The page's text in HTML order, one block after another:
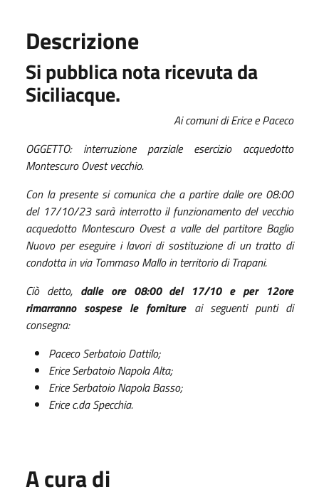
Descrizione
Si pubblica nota ricevuta da
Siciliacque.
Ai comuni di Erice e Paceco
OGGETTO: interruzione parziale esercizio acquedotto
Montescuro Ovest vecchio.
Con la presente si comunica che a partire dalle ore 08:00
del 17/10/23 sarà interrotto il funzionamento del vecchio
acquedotto Montescuro Ovest a valle del partitore Baglio
Nuovo per eseguire i lavori di sostituzione di un tratto di
condotta in via Tommaso Mallo in territorio di Trapani.
Ciò detto, dalle ore 08:00 del 17/10 e per 12ore
rimarranno sospese le fornitureai seguenti punti di
consegna:
Paceco Serbatoio Dattilo;
Erice Serbatoio Napola Alta;
Erice Serbatoio Napola Basso;
Erice c.da Specchia.
A cura di